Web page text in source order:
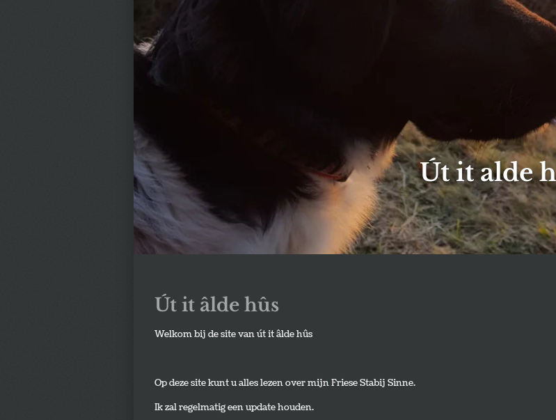
Út it alde
Út it âlde hûs
Welkom bij de site van út it âlde hûs
Op deze site kunt u alles lezen over mijn Friese Stabij Sinne.
Ik zal regelmatig een update houden.